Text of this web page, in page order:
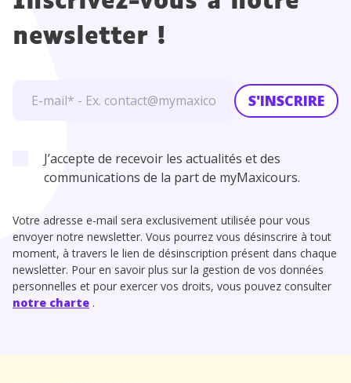
newsletter !
S'INSCRIRE
J’accepte de recevoir les actualités et des
communications de la part de myMaxicours.
Votre adresse e-mail sera exclusivement utilisée pour vous
envoyer notre newsletter. Vous pourrez vous désinscrire à tout
moment, à travers le lien de désinscription présent dans chaque
newsletter. Pour en savoir plus sur la gestion de vos données
personnelles et pour exercer vos droits, vous pouvez consulter
notre charte .